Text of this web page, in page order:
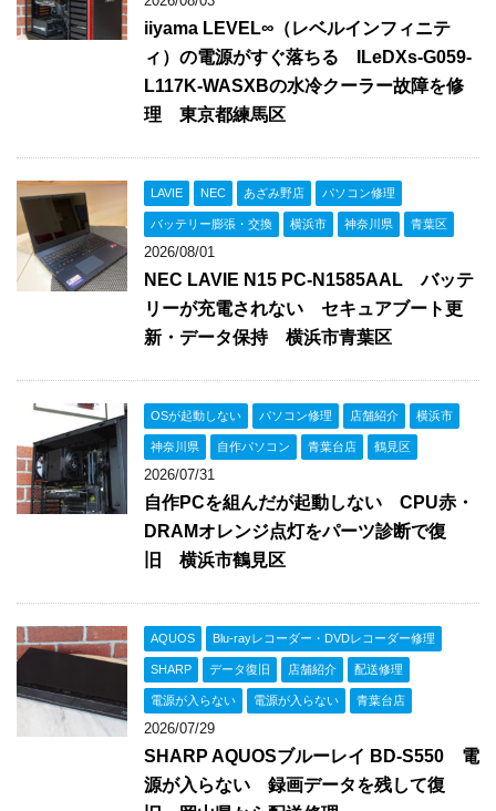
iiyama LEVEL∞（レベルインフィニテ
ィ）の電源がすぐ落ちる ILeDXs-G059-
L117K-WASXBの水冷クーラー故障を修
理 東京都練馬区
LAVIE NEC あざみ野店 パソコン修理
バッテリー膨張・交換 横浜市 神奈川県 青葉区
2026/08/01
NEC LAVIE N15 PC-N1585AAL バッテ
リーが充電されない セキュアブート更
新・データ保持 横浜市青葉区
OSが起動しない パソコン修理 店舗紹介 横浜市
神奈川県 自作パソコン 青葉台店 鶴見区
2026/07/31
自作PCを組んだが起動しない CPU赤・
DRAMオレンジ点灯をパーツ診断で復
旧 横浜市鶴見区
AQUOS Blu-rayレコーダー・DVDレコーダー修理
SHARP データ復旧 店舗紹介 配送修理
電源が入らない 電源が入らない 青葉台店
2026/07/29
SHARP AQUOSブルーレイ BD-S550 電
源が入らない 録画データを残して復